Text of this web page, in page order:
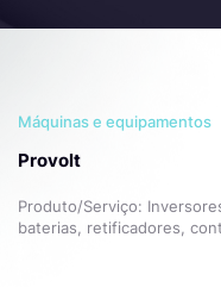
Máquinas e equipamentos
Provolt
Produto/Serviço:
baterias, retificadores,